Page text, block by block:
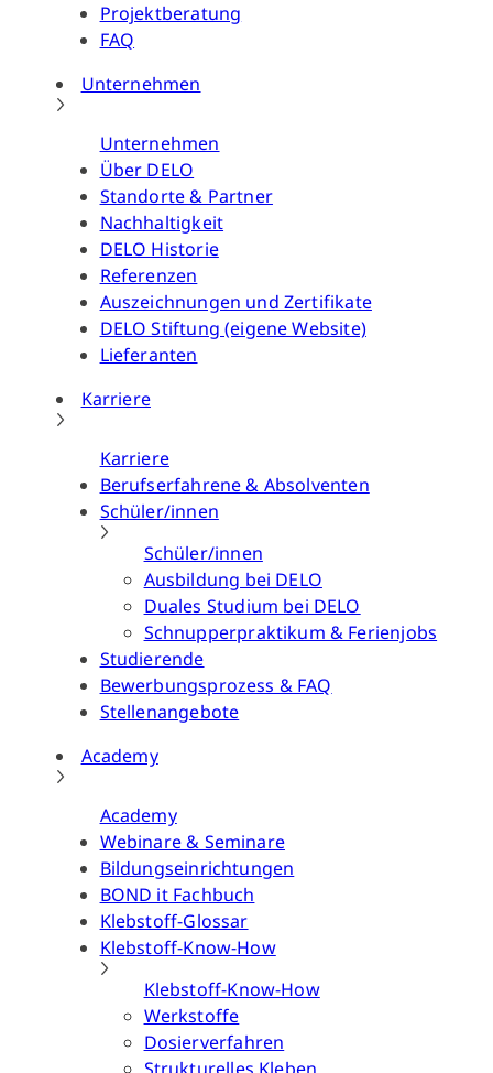
Projektberatung
FAQ
Unternehmen
Unternehmen
Über DELO
Standorte & Partner
Nachhaltigkeit
DELO Historie
Referenzen
Auszeichnungen und Zertifikate
DELO Stiftung (eigene Website)
Lieferanten
Karriere
Karriere
Berufserfahrene & Absolventen
Schüler/innen
Schüler/innen
Ausbildung bei DELO
Duales Studium bei DELO
Schnupperpraktikum & Ferienjobs
Studierende
Bewerbungsprozess & FAQ
Stellenangebote
Academy
Academy
Webinare & Seminare
Bildungseinrichtungen
BOND it Fachbuch
Klebstoff-Glossar
Klebstoff-Know-How
Klebstoff-Know-How
Werkstoffe
Dosierverfahren